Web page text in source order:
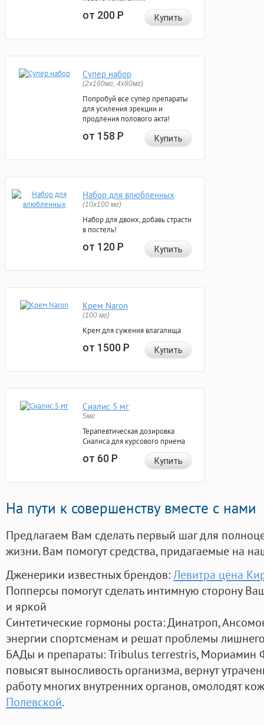
от 200Р Купить
Супер набор
(2х160мг, 4х80мг)
Попробуй все супер препараты
для усиления эрекции и
продления полового акта!
от 158Р Купить
Набор для влюбленных
(10х100 мг)
Набор для двоих, добавь страсти
в постель!
от 120Р Купить
Крем Naron
(100 мг)
Крем для сужения влагалища
от 1500Р Купить
Сиалис 5 мг
5мг
Терапевтическая дозировка
Сиалиса для курсового приема
от 60Р Купить
На пути к совершенству вместе с нами
Предлагаем Вам сделать первый шаг для
жизни. Вам помогут средства, придагаемые на
Дженерики известных брендов:Левитра цена
Попперсы помогут сделать интимную сторону
и яркой
Синтетические гормоны роста: Динатроп,
энергии спортсменам и решат проблемы
БАДы и препараты:Tribulus terrestris, Мориамин
повысят выносливость организма, вернут
работу многих внутренних органов, омолодят
Полевской.